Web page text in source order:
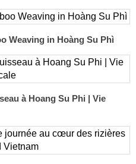
Weaving in Hoàng Su Phì
à Hoang Su Phi | Vie